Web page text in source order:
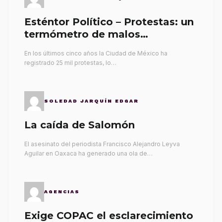
Esténtor Político – Protestas: un
termómetro de malos
En los últimos cinco años la Ciudad de México ha
registrado 25 mil protestas, lo…
SOLEDAD JARQUÍN EDGAR
La caída de Salomón
El asesinato del periodista Francisco Alejandro Leyva
Aguilar en Oaxaca ha generado una ola de…
AGENCIAS
Exige COPAC el esclarecimiento